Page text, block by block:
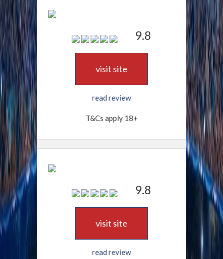
9.8
visit site
read review
T&Cs apply 18+
9.8
visit site
read review